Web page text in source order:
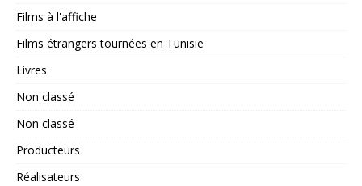
Films à l'affiche
Films étrangers tournées en Tunisie
Livres
Non classé
Non classé
Producteurs
Réalisateurs